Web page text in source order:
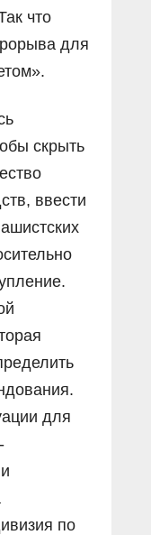
что
для
скрыть
ввести
для
по